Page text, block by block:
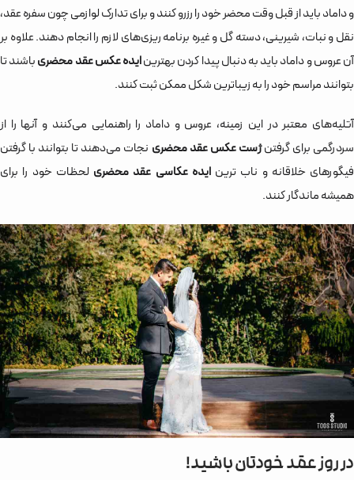
و داماد باید از قبل وقت محضر خود را رزرو کنند و برای تدارک لوازمی چون سفره عقد،
نقل و نبات، شیرینی، دسته گل و غیره برنامه ریزی‌های لازم را انجام دهند. علاوه بر
آن عروس و داماد باید به دنبال پیدا کردن بهترینایده عکس عقد محضریباشند تا
بتوانند مراسم خود را به زیباترین شکل ممکن ثبت کنند.
آتلیه‌های معتبر در این زمینه، عروس و داماد را راهنمایی می‌کنند و آنها را از
سردرگمی برای گرفتنژست عکس عقد محضری نجات می‌دهند تا بتوانند با گرفتن
فیگورهای خلاقانه و ناب ترینایده عکاسی عقد محضری لحظات خود را برای
همیشه ماندگار کنند.
در روز عقد خودتان باشید!